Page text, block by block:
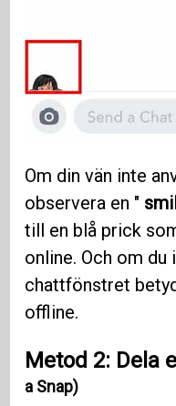
Om din vän inte
observera en "
till en blå prick
online. Och om du
chattfönstret
offline.
Metod 2: Dela
a Snap)